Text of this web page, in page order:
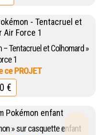
Tentacruel et Colhomard »
1
€
» sur casquette enfant